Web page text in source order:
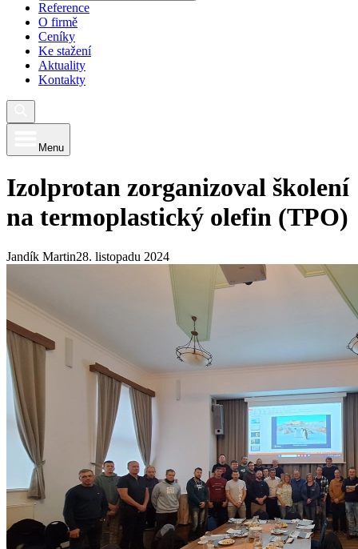
Reference
O firmě
Ceníky
Ke stažení
Aktuality
Kontakty
Menu
Izolprotan zorganizoval školení
na termoplastický olefin (TPO)
Jandík Martin28. listopadu 2024